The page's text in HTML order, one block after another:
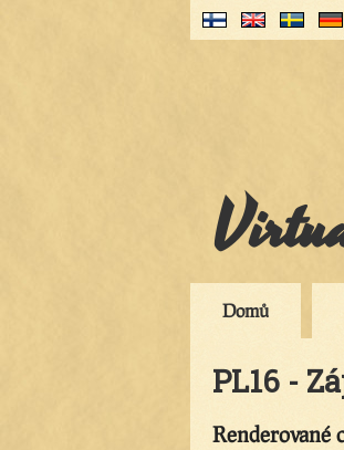
Domů
PL16 -
Renderované